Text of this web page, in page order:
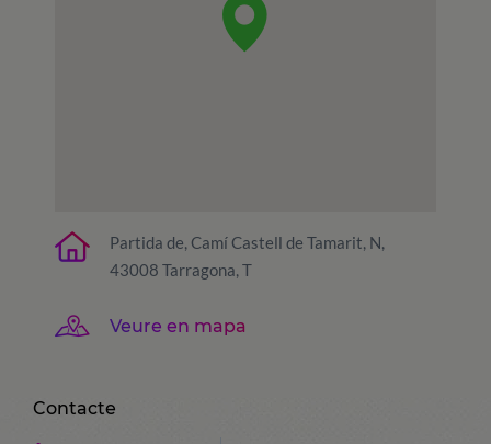
Partida de, Camí Castell de Tamarit, N,
43008 Tarragona, T
Veure en mapa
Contacte